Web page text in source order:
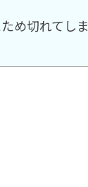
め切れてしま